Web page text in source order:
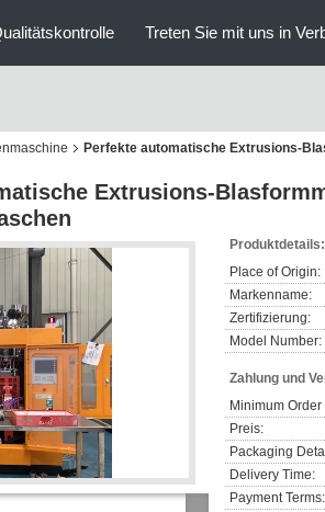
Treten Sie mit uns in
Perfekte automatische Extrusions-
Extrusions-
Produktdetails:
Place of Origin:
Markenname:
Zertifizierung:
Model Number:
Zahlung und
Minimum
Preis:
Packaging
Delivery Time:
Payment Terms: